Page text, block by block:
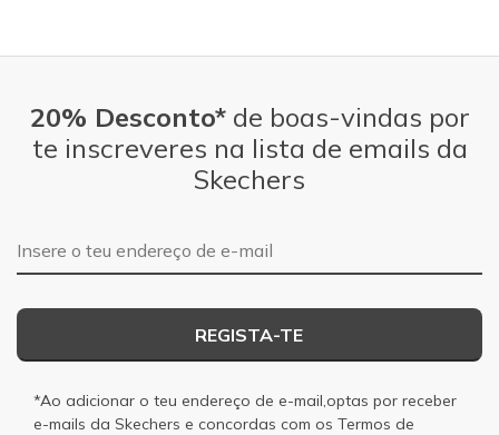
20% Desconto*de boas-vindas por
te inscreveres na lista de emails da
Skechers
Endereço de e-mail
REGISTA-TE
*Ao adicionar o teu endereço de e-mail,optas por receber
e-mails da Skechers e concordas com os Termos de